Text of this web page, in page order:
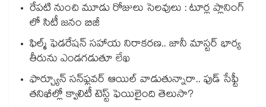
రేపటి నుంచి మూడు రోజులు సెలవులు : టూర్ల ప్లానింగ్
లో సిటీ జనం బిజీ
ఫిల్మ్ ఫెడరేషన్ సహాయ నిరాకరణ.. జానీ మాస్టర్ భార్య
తీరును ఎండగడుతూ లేఖ
ఫార్చ్యూన్ సన్‌ఫ్లవర్ ఆయిల్ వాడుతున్నారా.. ఫుడ్ సేఫ్టీ
తనిఖీల్లో క్వాలిటీ టెస్ట్ ఫెయిలైంది తెలుసా?